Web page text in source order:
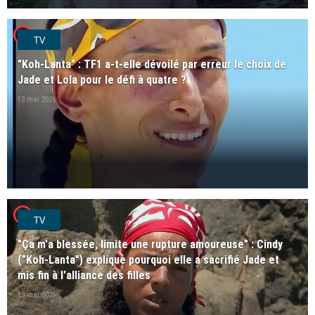
player2TV
"Koh-Lanta" : TF1 a-t-elle dévoilé par erreur le choix de
Jade et Lola pour le défi à quatre ?
13 mai 2026
player2TV
"Ça m'a blessée, limite une rupture amoureuse" : Cindy
("Koh-Lanta") explique pourquoi elle a sacrifié Jade et
mis fin à l'alliance des filles
13 mai 2026